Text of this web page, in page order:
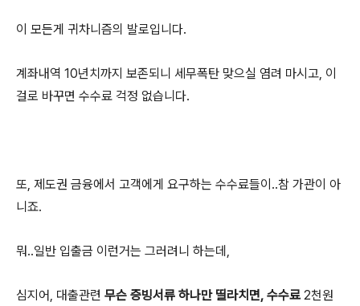
이 모든게 귀차니즘의 발로입니다.
계좌내역 10년치까지 보존되니 세무폭탄 맞으실 염려 마시고, 이
걸로 바꾸면 수수료 걱정 없습니다.
또, 제도권 금융에서 고객에게 요구하는 수수료들이..참 가관이 아
니죠.
뭐..일반 입출금 이런거는 그러려니 하는데,
심지어, 대출관련 무슨 증빙서류 하나만 띨라치면, 수수료2천원